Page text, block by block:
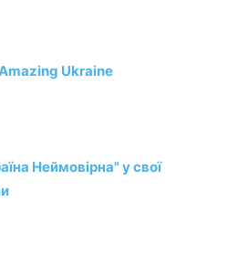
Ukraine
Неймовірна" у свої